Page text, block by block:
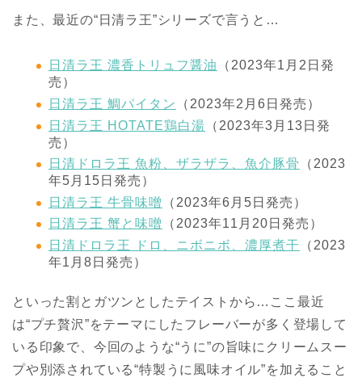
また、最近の“日清ラ王”シリーズで言うと…
日清ラ王 濃香トリュフ醤油
（2023年1月2日発
売）
日清ラ王 鯛パイタン
（2023年2月6日発売）
日清ラ王 HOTATE鶏白湯 （2023年3月13日発
売）
日清ドロラ王 魚粉、ザラザラ、魚介豚骨
（2023
年5月15日発売）
日清ラ王 牛骨味噌
（2023年6月5日発売）
日清ラ王 蟹と味噌
（2023年11月20日発売）
日清ドロラ王 ドロ、ニボニボ、濃厚煮干 （2023
年1月8日発売）
といった割とガツンとしたテイストから…ここ最近
は“プチ贅沢”をテーマにしたフレーバーが多く登場して
いる印象で、今回のような“うに”の旨味にクリームスー
プや別添されている“特製うに風味オイル”を加えること